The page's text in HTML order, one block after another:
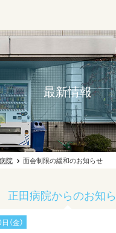
康診断
ョン
最新情報
院 面会制限の緩和のお知らせ
正田病院からのお知
（金）